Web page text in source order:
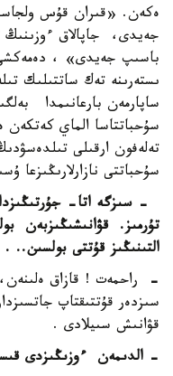
ەكەن. «قىران قۇس
جەيدى، جاپالاق ءوزىنىڭ
باسىپ جەيدى» ، دەمەكشى
ىستەرىنە تەك ساتتىلىك
ساپارمەن بارعانىمدا
سۇحباتتاسا الماي
تەلەفون ارقىلى
سۇحباتتى نازارلارىڭىزعا
- سىزگە اتا-
تۇرمىز. قۋانىشىڭىزبەن
التىنىڭىز قۇتتى بولسىن.. .
-
راحمەت ! قازاق
سىزدەر قۇتتىقتاپ
قۋانىش سىيلادى .
- الدىمەن ءوزىڭىزدى